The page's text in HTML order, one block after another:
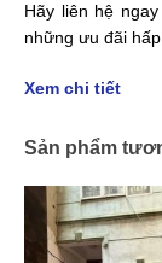
Hãy liên hệ
những ưu đãi
Xem chi tiết
Sản phẩm